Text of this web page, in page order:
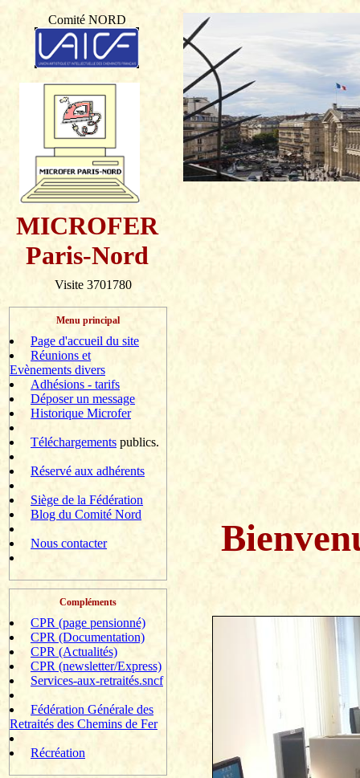
Comité NORD
MICROFER
Paris-Nord
Visite 3701780
Menu principal
Page d'accueil du site
Réunions et
Evènements divers
Adhésions - tarifs
Déposer un message
Historique Microfer
Téléchargements publics.
Réservé aux adhérents
Siège de la Fédération
Blog du Comité Nord
Nous contacter
Compléments
CPR (page pensionné)
CPR (Documentation)
CPR (Actualités)
CPR (newsletter/Express)
Services-aux-retraités.sncf
Fédération Générale des
Retraités des Chemins de Fer
Récréation